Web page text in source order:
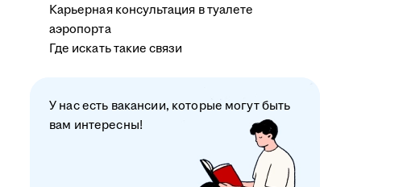
Карьерная консультация в туалете
аэропорта
Где искать такие связи
У нас есть вакансии, которые могут быть
вам интересны!